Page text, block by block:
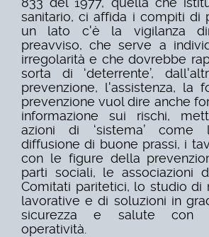
sanitario, ci affida i compiti di
un lato c'è la vigilanza
preavviso, che serve a
irregolarità e che dovrebbe
sorta di ‘deterrente’,
prevenzione, l'assistenza, la
prevenzione vuol dire anche
informazione sui rischi,
azioni di ‘sistema’
diffusione di buone prassi, i
con le figure della
parti sociali, le associazioni
Comitati paritetici, lo studio di
lavorative e di soluzioni in
sicurezza e salute con
operatività.